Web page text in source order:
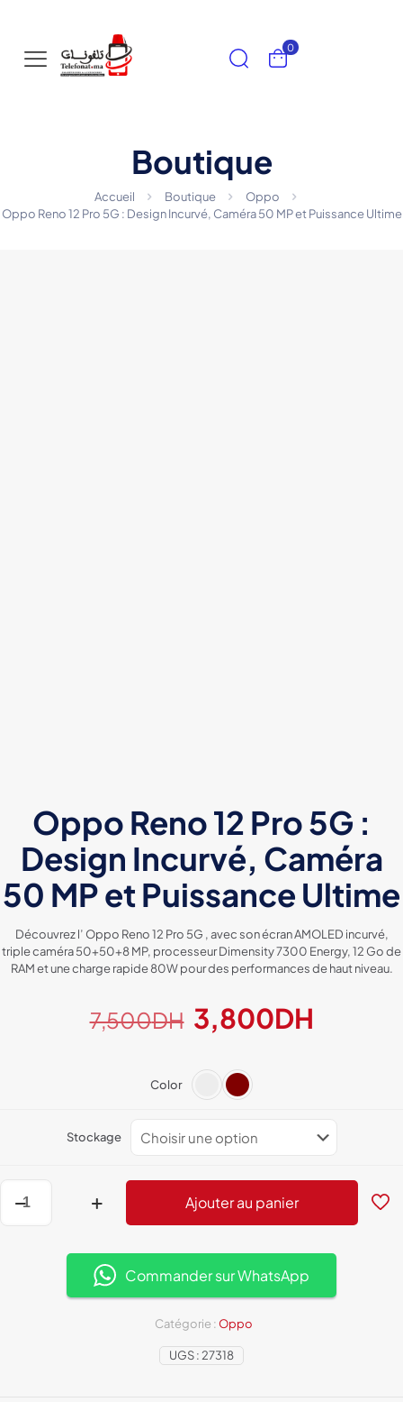
0
Boutique
Accueil Boutique
Oppo
Oppo Reno 12 Pro 5G : Design Incurvé, Caméra 50 MP et Puissance Ultime
Oppo Reno 12 Pro 5G :
Design Incurvé, Caméra
50 MP et Puissance Ultime
Découvrez l’ Oppo Reno 12 Pro 5G , avec son écran AMOLED incurvé,
triple caméra 50+50+8 MP, processeur Dimensity 7300 Energy, 12 Go de
RAM et une charge rapide 80W pour des performances de haut niveau.
7,500DH Le
prix
initial
était :
7,500DH.
3,800DH
Color
Stockage
Ajouter au panier
Commander sur WhatsApp
UGS :27318
Catégorie :Oppo